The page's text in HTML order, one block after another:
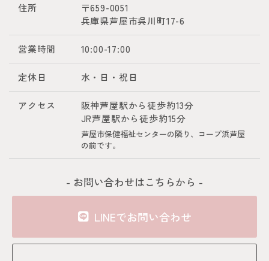
住所
〒659-0051
兵庫県芦屋市呉川町17-6
営業時間 10:00-17:00
定休日 水・日・祝日
アクセス
阪神芦屋駅から徒歩約13分
JR芦屋駅から徒歩約15分
芦屋市保健福祉センターの隣り、コープ浜芦屋
の前です。
- お問い合わせはこちらから -
LINEでお問い合わせ